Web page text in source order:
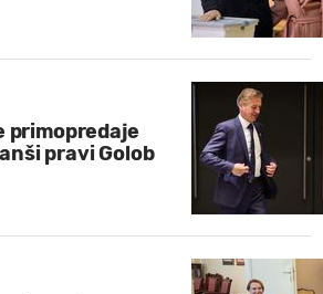
primopredaje
pravi Golob